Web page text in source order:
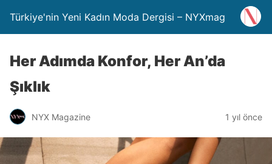
Türkiye'nin Yeni Kadın Moda Dergisi – NYXmag
Her Adımda Konfor, Her An’da
Şıklık
NYX Magazine 1 yıl önce